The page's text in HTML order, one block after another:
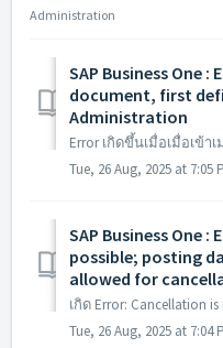
Administration
SAP Business One
document, first
Administration
Tue, 26 Aug, 2025 at 7:05
SAP Business One
possible; posting
allowed for
Tue, 26 Aug, 2025 at 7:04